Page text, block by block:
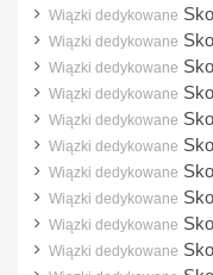
Ford
Honda
Hyundai
Infiniti
Isuzu
Iveco
Jaguar
Wiązki dedykowane
Wiązki dedykowane
Wiązki dedykowane
Wiązki dedykowane
Wiązki dedykowane
Wiązki dedykowane
Wiązki dedykowane
Wiązki dedykowane
Wiązki dedykowane
Wiązki dedykowane